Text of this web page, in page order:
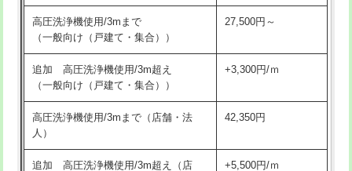
給水管工事※（バンド止め) 3,300円
給水管工事※（支持金具設置)
給水管工事※（保温材使用（バンド止
め込み）)
5,500円
給水管工事※（土の掘削・埋め戻し作
業)
11,000円
給水管工事※（塩ビ管（VP・HI）使
33,000円
高圧洗浄機使用/3mまで
（一般向け（戸建て・集合））
27,500円～
追加 高圧洗浄機使用/3m超え
（一般向け（戸建て・集合））
+3,300円/ｍ
高圧洗浄機使用/3mまで（店舗・法
人）
42,350円
追加 高圧洗浄機使用/3m超え（店
+5,500円/ｍ